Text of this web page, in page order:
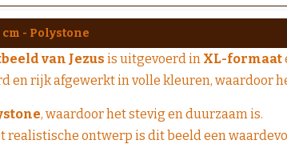
- Polystone
van Jezus is uitgevoerd in XL-formaat
en rijk afgewerkt in volle kleuren, waardoor
, waardoor het stevig en duurzaam is.
realistische ontwerp is dit beeld een